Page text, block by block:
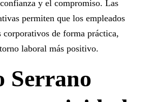
y el compromiso. Las
permiten que los empleados
de forma práctica,
laboral más positivo.
Serrano